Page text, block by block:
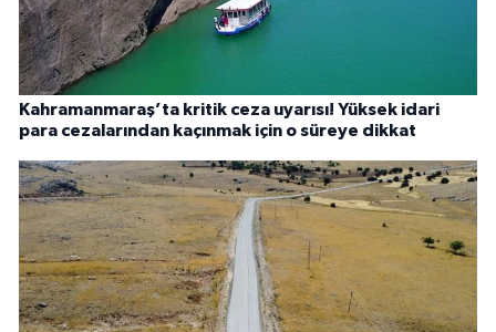
Kahramanmaraş’ta kritik ceza uyarısı! Yüksek idari
para cezalarından kaçınmak için o süreye dikkat